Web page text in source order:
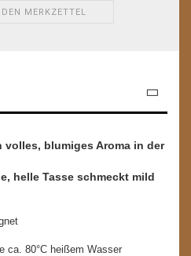
MERKZETTEL
volles, blumiges Aroma in der
helle Tasse schmeckt mild
ca. 80°C heißem Wasser